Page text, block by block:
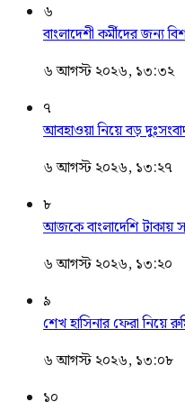
৬
বাংলাদেশী কর্মীদের জন্য
৬ আগস্ট ২০২৬, ১৩:৩২
৭
আবহাওয়া নিয়ে বড়
৬ আগস্ট ২০২৬, ১৩:২৭
৮
আজকে বাংলাদেশি
৬ আগস্ট ২০২৬, ১৩:২০
৯
শেখ হাসিনার ফেরা নিয়ে
৬ আগস্ট ২০২৬, ১৩:০৮